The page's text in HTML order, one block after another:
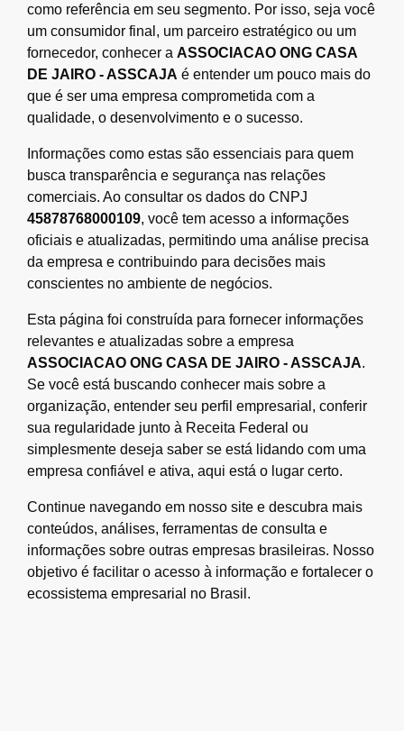
como referência em seu segmento. Por isso, seja você
um consumidor final, um parceiro estratégico ou um
fornecedor, conhecer a ASSOCIACAO ONG CASA
DE JAIRO - ASSCAJA é entender um pouco mais do
que é ser uma empresa comprometida com a
qualidade, o desenvolvimento e o sucesso.
Informações como estas são essenciais para quem
busca transparência e segurança nas relações
comerciais. Ao consultar os dados do CNPJ
45878768000109, você tem acesso a informações
oficiais e atualizadas, permitindo uma análise precisa
da empresa e contribuindo para decisões mais
conscientes no ambiente de negócios.
Esta página foi construída para fornecer informações
relevantes e atualizadas sobre a empresa
ASSOCIACAO ONG CASA DE JAIRO - ASSCAJA.
Se você está buscando conhecer mais sobre a
organização, entender seu perfil empresarial, conferir
sua regularidade junto à Receita Federal ou
simplesmente deseja saber se está lidando com uma
empresa confiável e ativa, aqui está o lugar certo.
Continue navegando em nosso site e descubra mais
conteúdos, análises, ferramentas de consulta e
informações sobre outras empresas brasileiras. Nosso
objetivo é facilitar o acesso à informação e fortalecer o
ecossistema empresarial no Brasil.